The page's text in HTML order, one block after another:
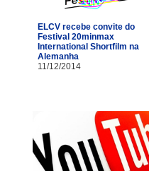
ELCV recebe convite do
Festival 20minmax
International Shortfilm na
Alemanha
11/12/2014